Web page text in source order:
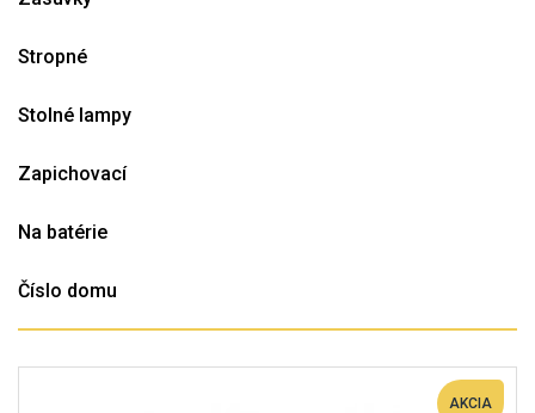
Stropné
Stolné lampy
Zapichovací
Na batérie
Číslo domu
AKCIA